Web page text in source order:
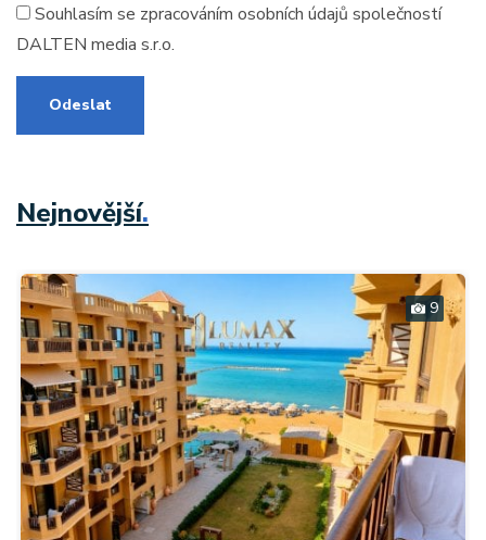
Souhlasím se zpracováním osobních údajů společností
DALTEN media s.r.o.
Odeslat
Nejnovější.
9